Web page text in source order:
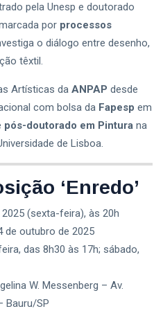
pela Unesp e doutorado
por processos
o diálogo entre desenho,
têxtil.
Artísticas da ANPAP desde
com bolsa da Fapesp em
pós-doutorado em Pintura na
de Lisboa.
‘Enredo’
(sexta-feira), às 20h
de outubro de 2025
das 8h30 às 17h; sábado,
W. Messenberg – Av.
Bauru/SP